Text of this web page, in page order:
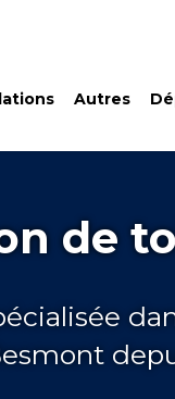
Autres
de